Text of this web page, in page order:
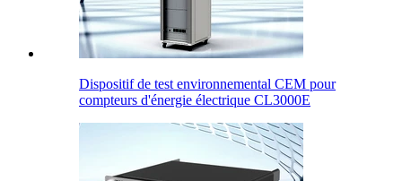
Dispositif de test environnemental CEM pour
compteurs d'énergie électrique CL3000E